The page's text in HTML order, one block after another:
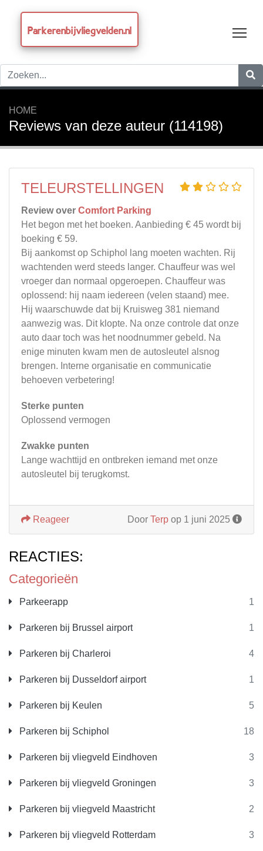
Parkerenbijvliegvelden.nl
HOME
Reviews van deze auteur (114198)
Categorieën
Parkeerapp 1
Parkeren bij Brussel airport 1
Parkeren bij Charleroi 4
Parkeren bij Dusseldorf airport 1
Parkeren bij Keulen 5
Parkeren bij Schiphol 18
Parkeren bij vliegveld Eindhoven 3
Parkeren bij vliegveld Groningen 3
Parkeren bij vliegveld Maastricht 2
Parkeren bij vliegveld Rotterdam 3
TELEURSTELLINGEN
Review over Comfort Parking
Het begon met het boeken. Aanbieding € 45 wordt bij
boeking € 59.
Bij aankomst op Schiphol lang moeten wachten. Rij
wachtenden werd steeds langer. Chauffeur was wel
vroeger dan normaal opgeroepen. Chauffeur was
oplossend: hij naam iedereen (velen staand) mee.
Hij waarschuwde dat bij Kruisweg 381 niemand
aanwezig was. Dit klopte. Na onze controle dat onze
auto daar toch was het noodnummer gebeld. Na
enige minuten kwam men de autosleutel alsnog
brengen. Interne organisatie en communicatie
behoeven verbetering!
Sterke punten
Oplossend vermogen
Zwakke punten
Lange wachttijd en ontbreken iemand met onze
autosleutel bij terugkomst.
Door Terp op 1 juni 2025
Reageer
REACTIES: